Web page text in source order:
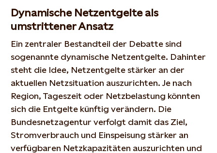
Dynamische Netzentgelte als
umstrittener Ansatz
Ein zentraler Bestandteil der Debatte sind
sogenannte dynamische Netzentgelte. Dahinter
steht die Idee, Netzentgelte stärker an der
aktuellen Netzsituation auszurichten. Je nach
Region, Tageszeit oder Netzbelastung könnten
sich die Entgelte künftig verändern. Die
Bundesnetzagentur verfolgt damit das Ziel,
Stromverbrauch und Einspeisung stärker an
verfügbaren Netzkapazitäten auszurichten und